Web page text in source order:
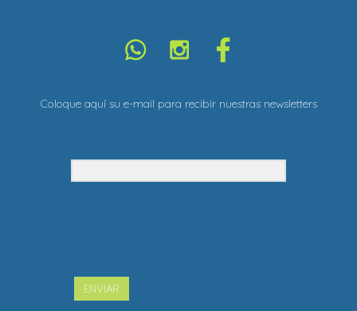
Coloque aquí su e-mail para recibir nuestras newsletters
ENVIAR